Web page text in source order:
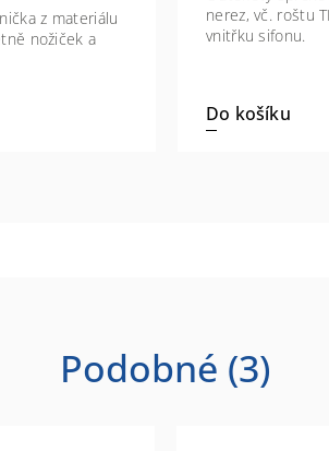
z materiálu
nožiček a
Do košíku
nerez, vč. roštu
vnitřku sifonu.
Podobné (3)